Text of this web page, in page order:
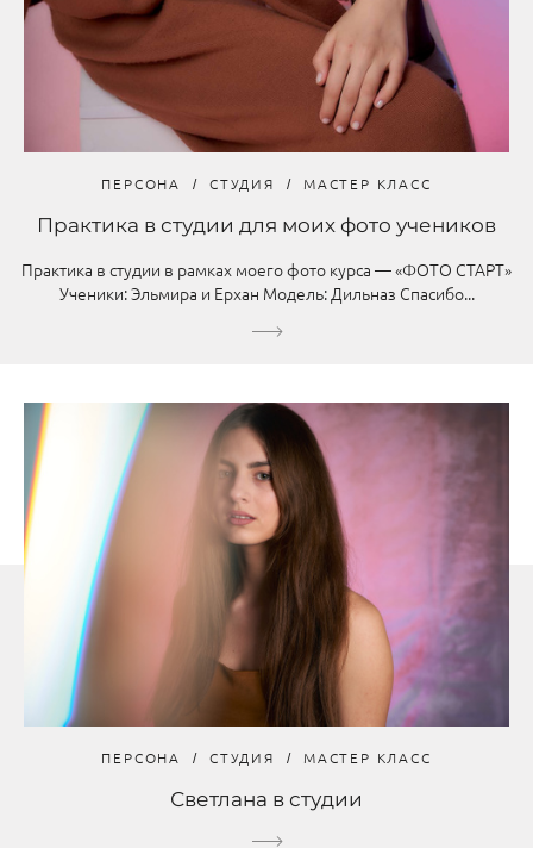
ПЕРСОНА СТУДИЯ МАСТЕР КЛАСС
Практика в студии для моих фото учеников
Практика в студии в рамках моего фото курса — «ФОТО СТАРТ»
Ученики: Эльмира и Ерхан Модель: Дильназ Спасибо...
ПЕРСОНА СТУДИЯ МАСТЕР КЛАСС
Светлана в студии